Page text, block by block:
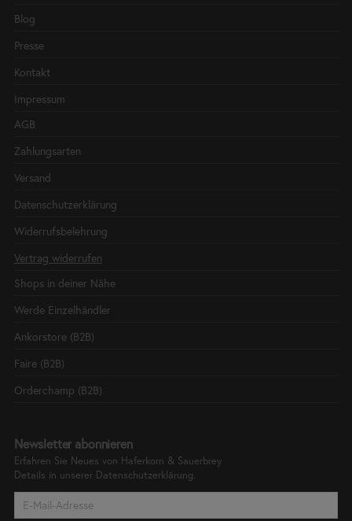
Blog
Presse
Kontakt
Impressum
AGB
Zahlungsarten
Versand
Datenschutzerklärung
Widerrufsbelehrung
Vertrag widerrufen
Shops in deiner Nähe
Werde Einzelhändler
Ankorstore (B2B)
Faire (B2B)
Orderchamp (B2B)
Newsletter abonnieren
Erfahren Sie Neues von Haferkorn & Sauerbrey
Details in unserer Datenschutzerklärung.